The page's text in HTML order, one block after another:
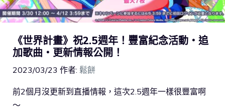
《世界計畫》祝2.5週年！豐富紀念活動・追
加歌曲・更新情報公開！
2023/03/23 作者: 鬆餅
前2個月沒更新到直播情報，這次2.5週年一樣很豐富啊
～